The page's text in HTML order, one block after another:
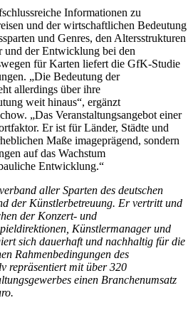
Informationen zu
und der wirtschaftlichen Bedeutung
und Genres, den Altersstrukturen
und der Entwicklung bei den
für Karten liefert die GfK-Studie
„Die Bedeutung der
allerdings über ihre
weit hinaus“, ergänzt
„Das Veranstaltungsangebot einer
Er ist für Länder, Städte und
Maße imageprägend, sondern
auf das Wachstum
Entwicklung.“
aller Sparten des deutschen
der Künstlerbetreuung. Er vertritt und
der Konzert- und
Künstlermanager und
sich dauerhaft und nachhaltig für die
Rahmenbedingungen des
repräsentiert mit über 320
einen Branchenumsatz